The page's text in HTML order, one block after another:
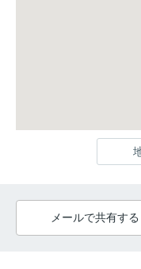
メールで共有する